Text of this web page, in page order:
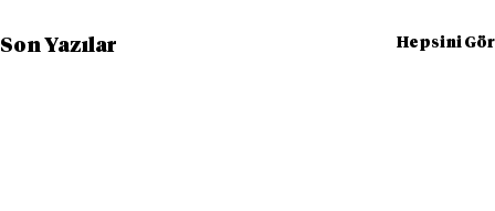
Son Yazılar Hepsini Gör